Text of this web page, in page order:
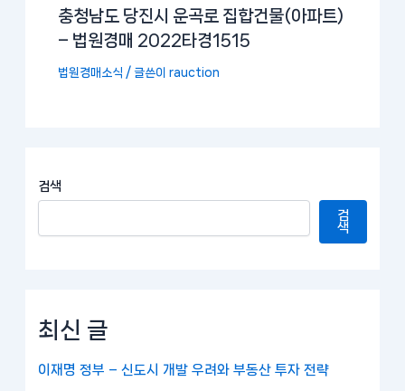
검색
검
색
최신 글
이재명 정부 – 신도시 개발 우려와 부동산 투자 전략
충청남도 당진시 운곡로 집합건물(아파트)
– 법원경매 2022타경1515
법원경매소식 / 글쓴이rauction